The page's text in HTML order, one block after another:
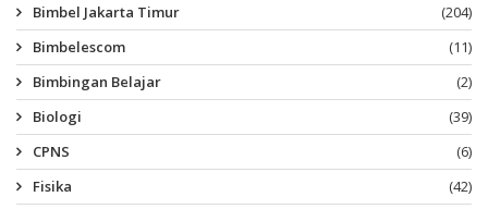
Bimbel Jakarta Timur
(204)
Bimbelescom
(11)
Bimbingan Belajar
(2)
Biologi
(39)
CPNS
(6)
Fisika
(42)